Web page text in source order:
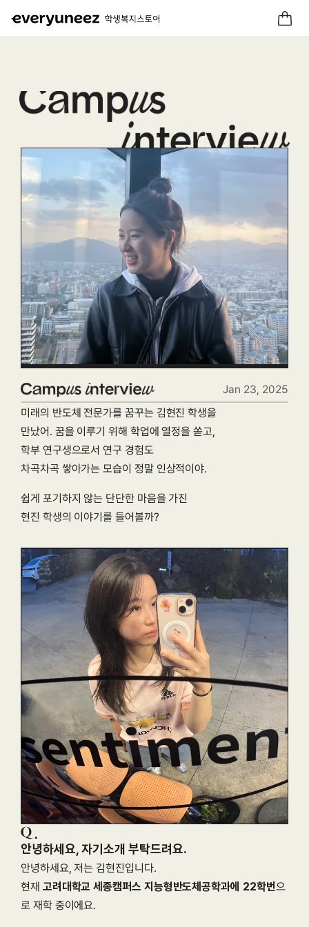
Jan 23, 2025
미래의 반도체 전문가를 꿈꾸는 김현진 학생을
만났어. 꿈을 이루기 위해 학업에 열정을 쏟고,
학부 연구생으로서 연구 경험도
차곡차곡 쌓아가는 모습이 정말 인상적이야.
쉽게 포기하지 않는 단단한 마음을 가진
현진 학생의 이야기를 들어볼까?
안녕하세요, 자기소개 부탁드려요.
안녕하세요, 저는 김현진입니다.
현재 고려대학교 세종캠퍼스 지능형반도체공학과에 22학번으
로 재학 중이에요.